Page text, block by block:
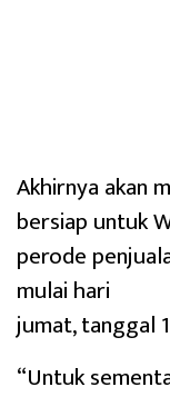
Akhirnya akan
bersiap untuk
perode
mulai hari
jumat, tanggal
“Untuk